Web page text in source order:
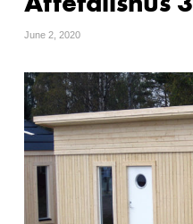
June 2, 2020